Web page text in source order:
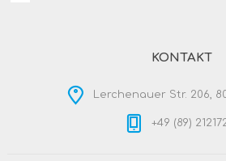
KONTAKT
Lerchenauer Str. 206,
+49 (89)